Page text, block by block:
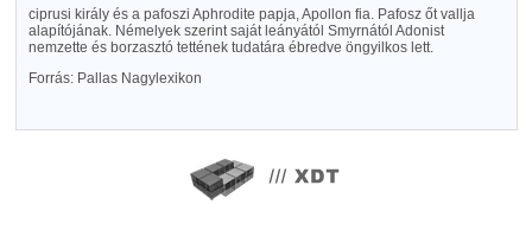
ciprusi király és a pafoszi Aphrodite papja, Apollon fia. Pafosz őt vallja
alapítójának. Némelyek szerint saját leányától Smyrnától Adonist
nemzette és borzasztó tettének tudatára ébredve öngyilkos lett.
Forrás: Pallas Nagylexikon